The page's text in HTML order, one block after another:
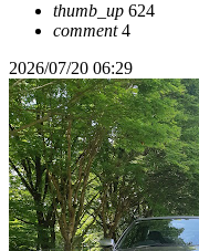
thumb_up 624
comment4
2026/07/20 06:29